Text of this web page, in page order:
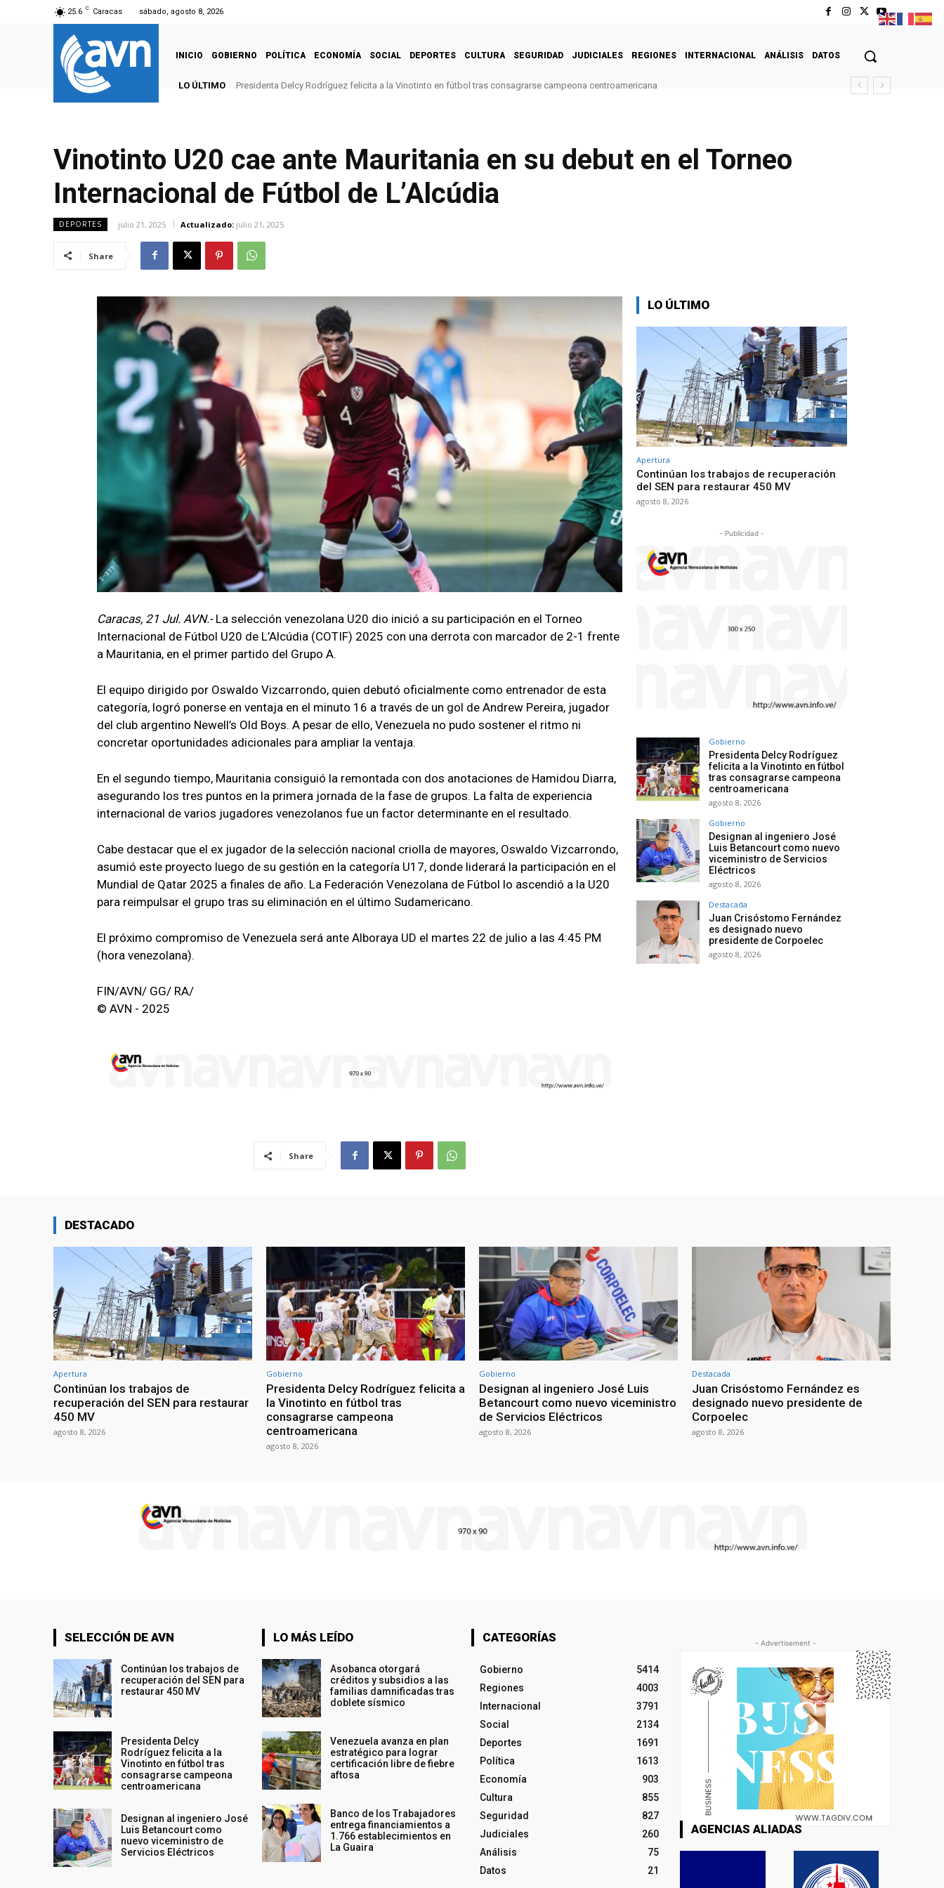
25.6 C Caracas sábado, agosto 8, 2026
INICIO GOBIERNO POLÍTICA ECONOMÍA SOCIAL DEPORTES CULTURA SEGURIDAD JUDICIALES REGIONES INTERNACIONAL ANÁLISIS DATOS
LO ÚLTIMO Presidenta Delcy Rodríguez felicita a la Vinotinto en fútbol tras consagrarse campeona centroamericana
Vinotinto U20 cae ante Mauritania en su debut en el Torneo
Internacional de Fútbol de L’Alcúdia
DEPORTES julio 21, 2025 Actualizado: julio 21, 2025
Share
Caracas, 21 Jul. AVN.- La selección venezolana U20 dio inició a su participación en el Torneo
Internacional de Fútbol U20 de L’Alcúdia (COTIF) 2025 con una derrota con marcador de 2-1 frente
a Mauritania, en el primer partido del Grupo A.
El equipo dirigido por Oswaldo Vizcarrondo, quien debutó oficialmente como entrenador de esta
categoría, logró ponerse en ventaja en el minuto 16 a través de un gol de Andrew Pereira, jugador
del club argentino Newell’s Old Boys. A pesar de ello, Venezuela no pudo sostener el ritmo ni
concretar oportunidades adicionales para ampliar la ventaja.
En el segundo tiempo, Mauritania consiguió la remontada con dos anotaciones de Hamidou Diarra,
asegurando los tres puntos en la primera jornada de la fase de grupos. La falta de experiencia
internacional de varios jugadores venezolanos fue un factor determinante en el resultado.
Cabe destacar que el ex jugador de la selección nacional criolla de mayores, Oswaldo Vizcarrondo,
asumió este proyecto luego de su gestión en la categoría U17, donde liderará la participación en el
Mundial de Qatar 2025 a finales de año. La Federación Venezolana de Fútbol lo ascendió a la U20
para reimpulsar el grupo tras su eliminación en el último Sudamericano.
El próximo compromiso de Venezuela será ante Alboraya UD el martes 22 de julio a las 4:45 PM
(hora venezolana).
FIN/AVN/ GG/ RA/
© AVN - 2025
Share
LO ÚLTIMO
Apertura
Continúan los trabajos de recuperación
del SEN para restaurar 450 MV
agosto 8, 2026
- Publicidad -
Gobierno
Presidenta Delcy Rodríguez
felicita a la Vinotinto en fútbol
tras consagrarse campeona
centroamericana
agosto 8, 2026
Gobierno
Designan al ingeniero José
Luis Betancourt como nuevo
viceministro de Servicios
Eléctricos
agosto 8, 2026
Destacada
Juan Crisóstomo Fernández
es designado nuevo
presidente de Corpoelec
agosto 8, 2026
DESTACADO
Apertura
Continúan los trabajos de
recuperación del SEN para restaurar
450 MV
agosto 8, 2026
Gobierno
Presidenta Delcy Rodríguez felicita a
la Vinotinto en fútbol tras
consagrarse campeona
centroamericana
agosto 8, 2026
Gobierno
Designan al ingeniero José Luis
Betancourt como nuevo viceministro
de Servicios Eléctricos
agosto 8, 2026
Destacada
Juan Crisóstomo Fernández es
designado nuevo presidente de
Corpoelec
agosto 8, 2026
SELECCIÓN DE AVN
Continúan los trabajos de
recuperación del SEN para
restaurar 450 MV
Presidenta Delcy
Rodríguez felicita a la
Vinotinto en fútbol tras
consagrarse campeona
centroamericana
Designan al ingeniero José
Luis Betancourt como
nuevo viceministro de
Servicios Eléctricos
LO MÁS LEÍDO
Asobanca otorgará
créditos y subsidios a las
familias damnificadas tras
doblete sísmico
Venezuela avanza en plan
estratégico para lograr
certificación libre de fiebre
aftosa
Banco de los Trabajadores
entrega financiamientos a
1.766 establecimientos en
La Guaira
CATEGORÍAS
Gobierno
5414
Regiones
4003
Internacional
3791
Social
2134
Deportes
1691
Política
1613
Economía
903
Cultura
855
Seguridad
827
Judiciales
260
Análisis
75
Datos
21
- Advertisement -
AGENCIAS ALIADAS